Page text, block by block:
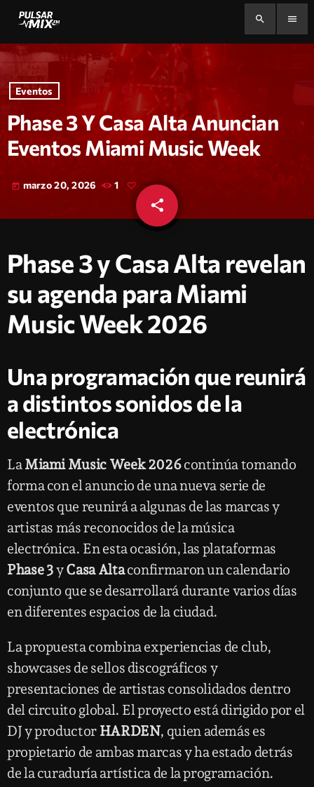
search menu
Eventos
Phase 3 Y Casa Alta Anuncian
Eventos Miami Music Week
today marzo 20, 2026 1
share
email
Phase 3 y Casa Alta revelan
su agenda para Miami
Music Week 2026
Una programación que reunirá
a distintos sonidos de la
electrónica
LaMiami Music Week 2026continúa tomando
forma con el anuncio de una nueva serie de
eventos que reunirá a algunas de las marcas y
artistas más reconocidos de la música
electrónica. En esta ocasión, las plataformas
Phase 3yCasa Altaconfirmaron un calendario
conjunto que se desarrollará durante varios días
en diferentes espacios de la ciudad.
La propuesta combina experiencias de club,
showcases de sellos discográficos y
presentaciones de artistas consolidados dentro
del circuito global. El proyecto está dirigido por el
DJ y productor HARDEN, quien además es
propietario de ambas marcas y ha estado detrás
de la curaduría artística de la programación.